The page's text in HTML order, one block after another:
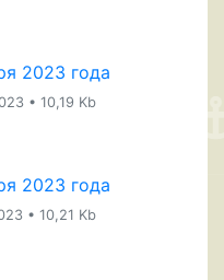
2023 года
• 10,19 Kb
2023 года
• 10,21 Kb